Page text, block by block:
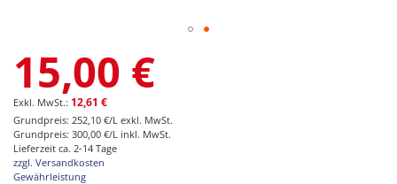
Anfang
der
Bildgalerie
springen
15,00 €
12,61 €
Grundpreis: 252,10 €/L exkl. MwSt.
Grundpreis: 300,00 €/L inkl. MwSt.
Lieferzeit ca. 2-14 Tage
zzgl. Versandkosten
Gewährleistung